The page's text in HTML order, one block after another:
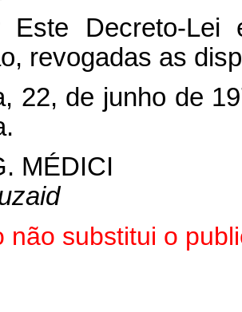
Este Decreto-
revogadas as
22, de junho de
MÉDICI
não substitui o